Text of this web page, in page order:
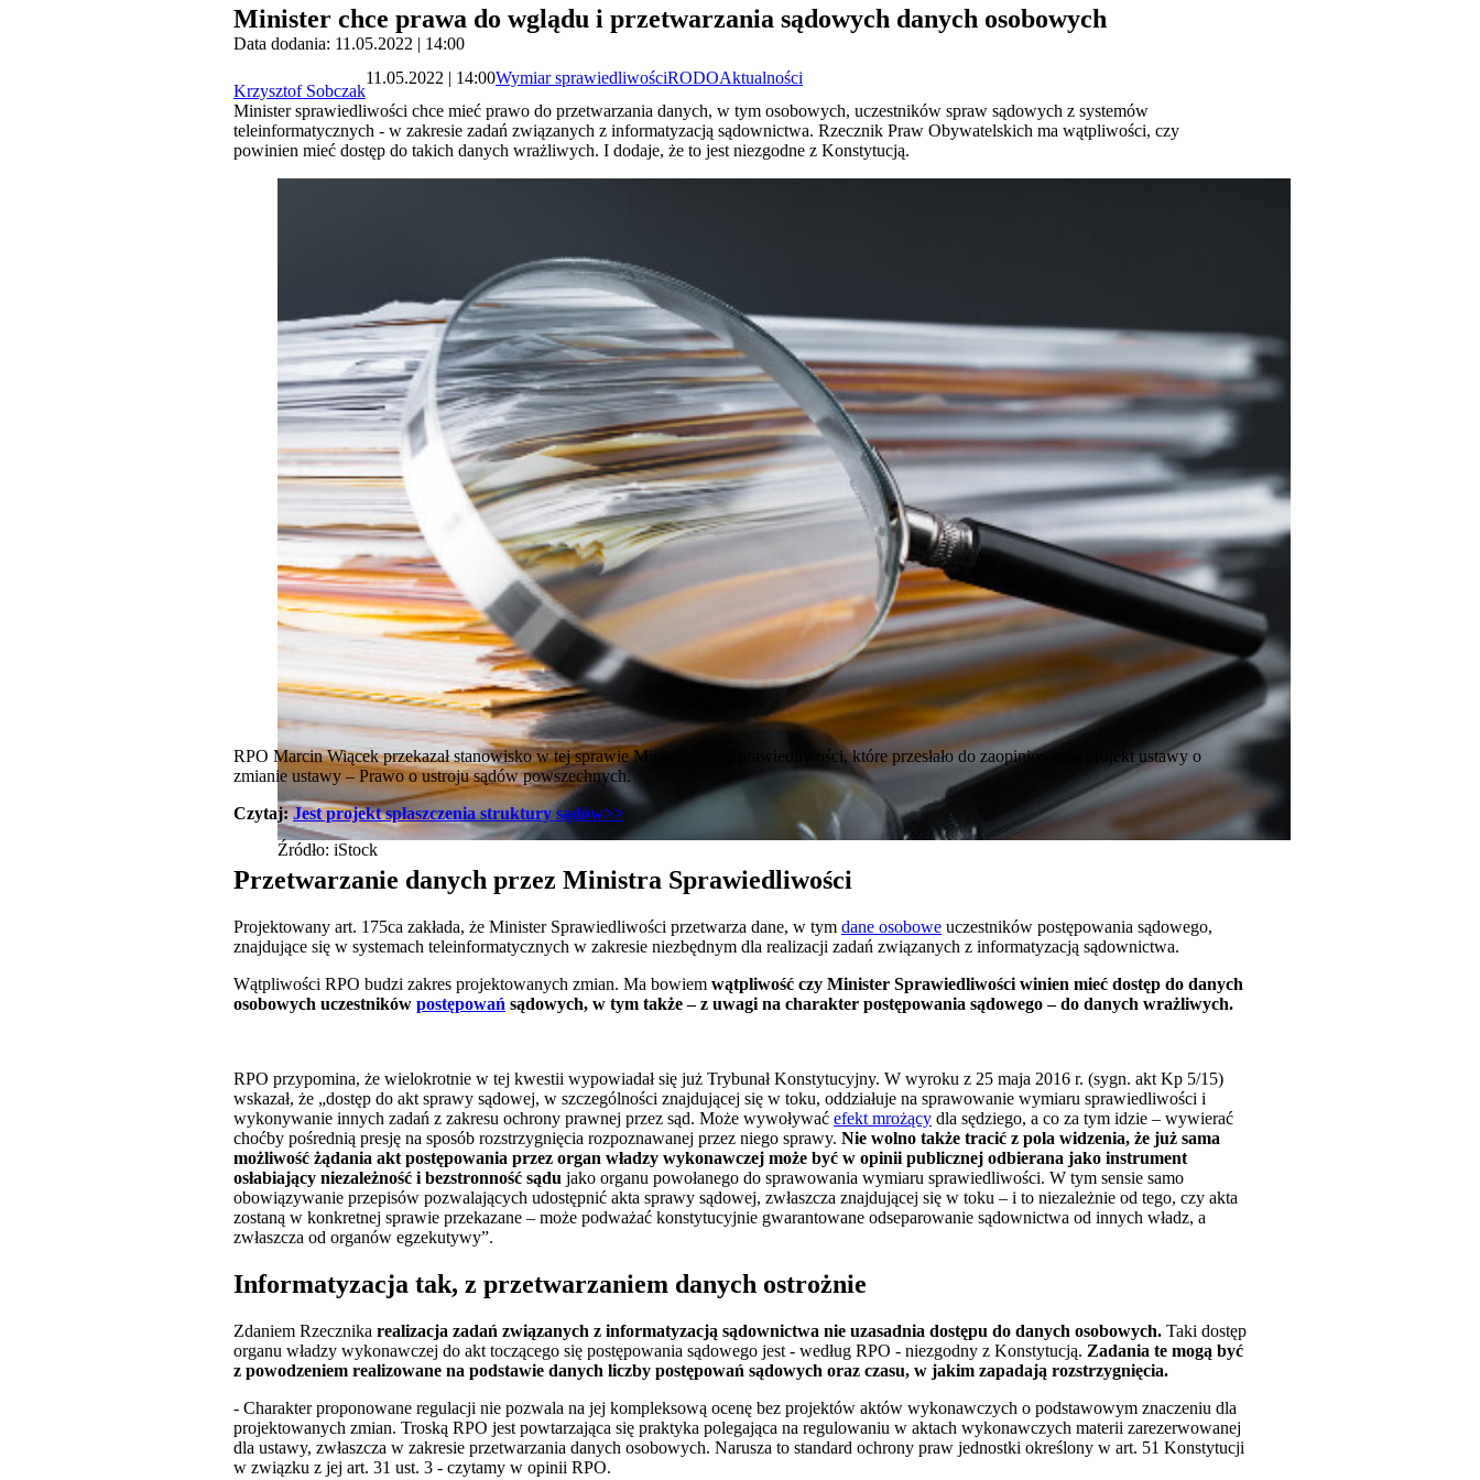
Minister chce prawa do wglądu i przetwarzania sądowych danych osobowych
Data dodania: 11.05.2022 | 14:00
Krzysztof Sobczak
11.05.2022 | 14:00Wymiar sprawiedliwościRODOAktualności
Minister sprawiedliwości chce mieć prawo do przetwarzania danych, w tym osobowych, uczestników spraw sądowych z systemów
teleinformatycznych - w zakresie zadań związanych z informatyzacją sądownictwa. Rzecznik Praw Obywatelskich ma wątpliwości, czy
powinien mieć dostęp do takich danych wrażliwych. I dodaje, że to jest niezgodne z Konstytucją.
Źródło: iStock
RPO Marcin Wiącek przekazał stanowisko w tej sprawie Ministerstwu Sprawiedliwości, które przesłało do zaopiniowania projekt ustawy o
zmianie ustawy – Prawo o ustroju sądów powszechnych.
Czytaj:Jest projekt spłaszczenia struktury sądów>>
Przetwarzanie danych przez Ministra Sprawiedliwości
Projektowany art. 175ca zakłada, że Minister Sprawiedliwości przetwarza dane, w tym dane osobowe uczestników postępowania sądowego,
znajdujące się w systemach teleinformatycznych w zakresie niezbędnym dla realizacji zadań związanych z informatyzacją sądownictwa.
Wątpliwości RPO budzi zakres projektowanych zmian. Ma bowiem wątpliwość czy Minister Sprawiedliwości winien mieć dostęp do danych
osobowych uczestników postępowań sądowych, w tym także – z uwagi na charakter postępowania sądowego – do danych wrażliwych.
RPO przypomina, że wielokrotnie w tej kwestii wypowiadał się już Trybunał Konstytucyjny. W wyroku z 25 maja 2016 r. (sygn. akt Kp 5/15)
wskazał, że „dostęp do akt sprawy sądowej, w szczególności znajdującej się w toku, oddziałuje na sprawowanie wymiaru sprawiedliwości i
wykonywanie innych zadań z zakresu ochrony prawnej przez sąd. Może wywoływać efekt mrożący dla sędziego, a co za tym idzie – wywierać
choćby pośrednią presję na sposób rozstrzygnięcia rozpoznawanej przez niego sprawy. Nie wolno także tracić z pola widzenia, że już sama
możliwość żądania akt postępowania przez organ władzy wykonawczej może być w opinii publicznej odbierana jako instrument
osłabiający niezależność i bezstronność sądu jako organu powołanego do sprawowania wymiaru sprawiedliwości. W tym sensie samo
obowiązywanie przepisów pozwalających udostępnić akta sprawy sądowej, zwłaszcza znajdującej się w toku – i to niezależnie od tego, czy akta
zostaną w konkretnej sprawie przekazane – może podważać konstytucyjnie gwarantowane odseparowanie sądownictwa od innych władz, a
zwłaszcza od organów egzekutywy”.
Informatyzacja tak, z przetwarzaniem danych ostrożnie
Zdaniem Rzecznika realizacja zadań związanych z informatyzacją sądownictwa nie uzasadnia dostępu do danych osobowych. Taki dostęp
organu władzy wykonawczej do akt toczącego się postępowania sądowego jest - według RPO - niezgodny z Konstytucją. Zadania te mogą być
z powodzeniem realizowane na podstawie danych liczby postępowań sądowych oraz czasu, w jakim zapadają rozstrzygnięcia.
- Charakter proponowane regulacji nie pozwala na jej kompleksową ocenę bez projektów aktów wykonawczych o podstawowym znaczeniu dla
projektowanych zmian. Troską RPO jest powtarzająca się praktyka polegająca na regulowaniu w aktach wykonawczych materii zarezerwowanej
dla ustawy, zwłaszcza w zakresie przetwarzania danych osobowych. Narusza to standard ochrony praw jednostki określony w art. 51 Konstytucji
w związku z jej art. 31 ust. 3 - czytamy w opinii RPO.